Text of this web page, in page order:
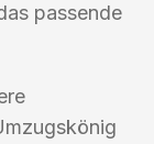
passende